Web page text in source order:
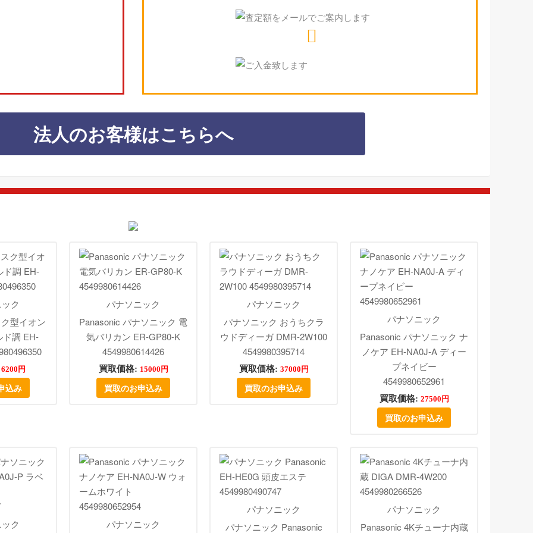
法人のお客様はこちらへ
ク
型イオン
ド調 EH-
6200円
込み
パナソニック
Panasonic パナソニック 電
気バリカン ER-GP80-K
4549980614426
買取価格: 15000円
買取のお申込み
パナソニック
パナソニック おうちクラ
ウドディーガ DMR-2W100
4549980395714
買取価格: 37000円
買取のお申込み
パナソニック
Panasonic パナソニック ナ
ノケア EH-NA0J-A ディー
プネイビー
4549980652961
買取価格: 27500円
買取のお申込み
ク パナソニック
パナソニック
パナソニック Panasonic
パナソニック
Panasonic 4Kチューナ内蔵